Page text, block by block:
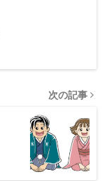
次の記事